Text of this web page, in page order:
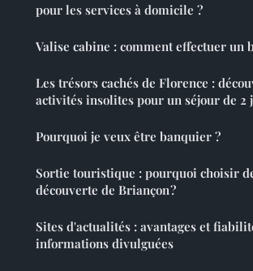
pour les services à domicile ?
Valise cabine : comment effectuer un
Les trésors cachés de Florence :
activités insolites pour un séjour de 2
Pourquoi je veux être banquier ?
Sortie touristique : pourquoi choisir
découverte de Briançon ?
Sites d'actualités : avantages et
informations divulguées